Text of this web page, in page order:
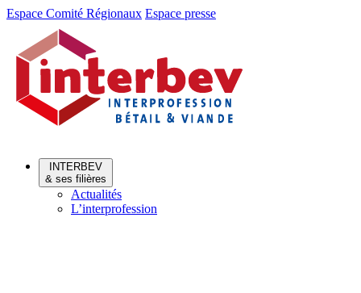
Aller
Aller
contenu
Espace Comité Régionaux Espace presse
INTERBEV
& ses filières
Actualités
L’interprofession